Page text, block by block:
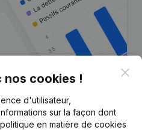
cette entreprise
nos cookies !
d'utilisateur,
sur la façon dont
en matière de cookies